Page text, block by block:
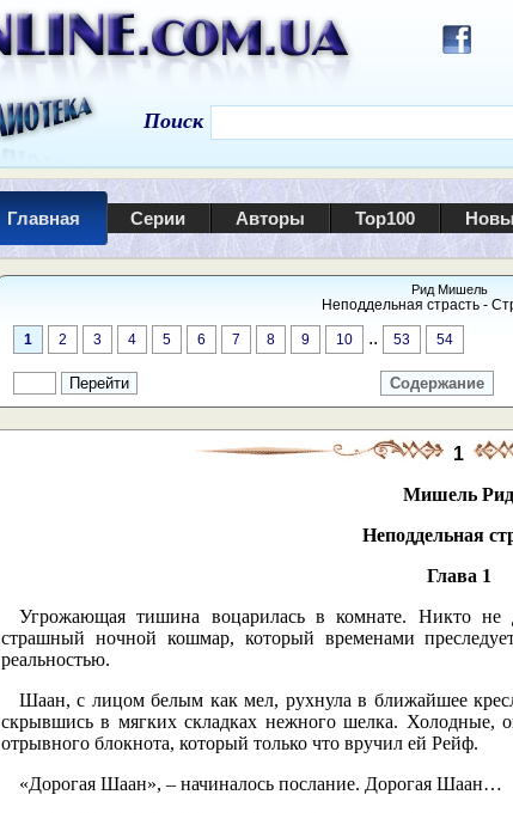
Поиск
Главная Серии Авторы Top100
Рид Мишель
Неподдельная страсть -
1 2 3 4 5 6 7 8 9 10 .. 53 54
Содержание
1
Мишель Рид
Неподдельная
Глава 1
Угрожающая тишина воцарилась в комнате. Никто не
страшный ночной кошмар, который временами
реальностью.
Шаан, с лицом белым как мел, рухнула в ближайшее
скрывшись в мягких складках нежного шелка. Холодные,
отрывного блокнота, который только что вручил ей Рейф.
«Дорогая Шаан», – начиналось послание. Дорогая Шаан…